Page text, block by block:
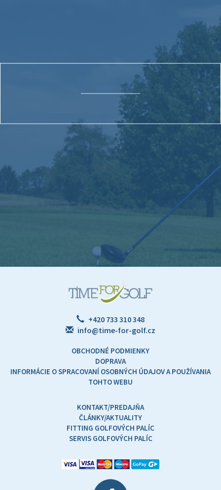
+420 733 310 348
info@time-for-golf.cz
OBCHODNÉ PODMIENKY
DOPRAVA
INFORMÁCIE O SPRACOVANÍ OSOBNÝCH ÚDAJOV A POUŽÍVANIA
TOHTO WEBU
KONTAKT/PREDAJŇA
ČLÁNKY/AKTUALITY
FITTING GOLFOVÝCH PALÍC
SERVIS GOLFOVÝCH PALÍC